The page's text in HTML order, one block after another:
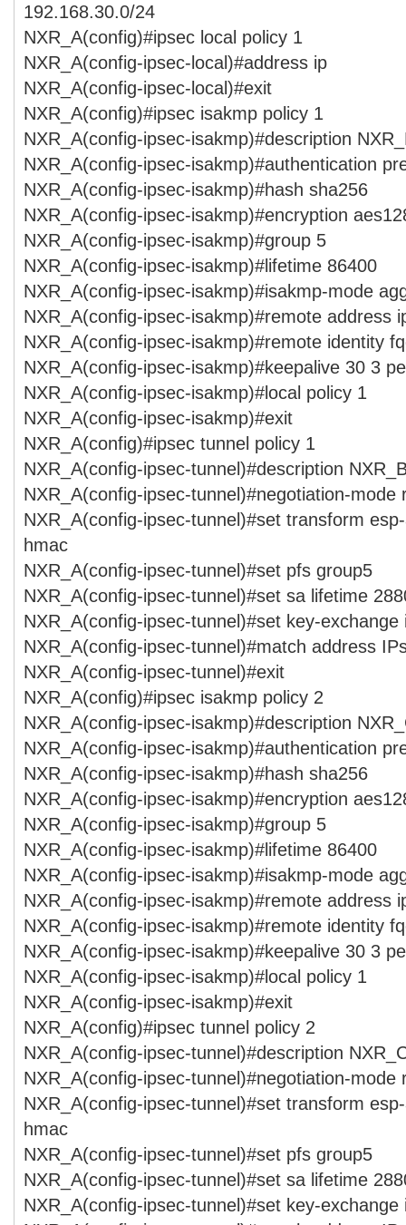
192.168.30.0/24
NXR_A(config)#ipsec local policy 1
NXR_A(config-ipsec-local)#address ip
NXR_A(config-ipsec-local)#exit
NXR_A(config)#ipsec isakmp policy 1
NXR_A(config-ipsec-isakmp)#description
NXR_A(config-ipsec-isakmp)#authentication
NXR_A(config-ipsec-isakmp)#hash sha256
NXR_A(config-ipsec-isakmp)#encryption
NXR_A(config-ipsec-isakmp)#group 5
NXR_A(config-ipsec-isakmp)#lifetime 86400
NXR_A(config-ipsec-isakmp)#isakmp-mode
NXR_A(config-ipsec-isakmp)#remote address
NXR_A(config-ipsec-isakmp)#remote identity
NXR_A(config-ipsec-isakmp)#keepalive 30 3
NXR_A(config-ipsec-isakmp)#local policy 1
NXR_A(config-ipsec-isakmp)#exit
NXR_A(config)#ipsec tunnel policy 1
NXR_A(config-ipsec-tunnel)#description
NXR_A(config-ipsec-tunnel)#negotiation-mode
NXR_A(config-ipsec-tunnel)#set transform
hmac
NXR_A(config-ipsec-tunnel)#set pfs group5
NXR_A(config-ipsec-tunnel)#set sa lifetime
NXR_A(config-ipsec-tunnel)#set key-exchange
NXR_A(config-ipsec-tunnel)#match address
NXR_A(config-ipsec-tunnel)#exit
NXR_A(config)#ipsec isakmp policy 2
NXR_A(config-ipsec-isakmp)#description
NXR_A(config-ipsec-isakmp)#authentication
NXR_A(config-ipsec-isakmp)#hash sha256
NXR_A(config-ipsec-isakmp)#encryption
NXR_A(config-ipsec-isakmp)#group 5
NXR_A(config-ipsec-isakmp)#lifetime 86400
NXR_A(config-ipsec-isakmp)#isakmp-mode
NXR_A(config-ipsec-isakmp)#remote address
NXR_A(config-ipsec-isakmp)#remote identity
NXR_A(config-ipsec-isakmp)#keepalive 30 3
NXR_A(config-ipsec-isakmp)#local policy 1
NXR_A(config-ipsec-isakmp)#exit
NXR_A(config)#ipsec tunnel policy 2
NXR_A(config-ipsec-tunnel)#description
NXR_A(config-ipsec-tunnel)#negotiation-mode
NXR_A(config-ipsec-tunnel)#set transform
hmac
NXR_A(config-ipsec-tunnel)#set pfs group5
NXR_A(config-ipsec-tunnel)#set sa lifetime
NXR_A(config-ipsec-tunnel)#set key-exchange